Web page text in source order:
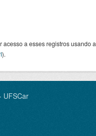
acesso a esses registros usando a
).
UFSCar